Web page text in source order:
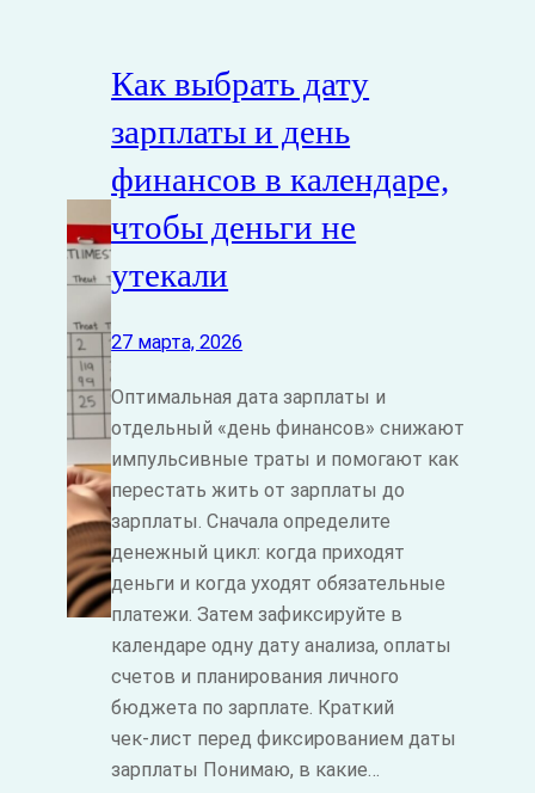
Как выбрать дату
зарплаты и день
финансов в календаре,
чтобы деньги не
утекали
27 марта, 2026
Оптимальная дата зарплаты и
отдельный «день финансов» снижают
импульсивные траты и помогают как
перестать жить от зарплаты до
зарплаты. Сначала определите
денежный цикл: когда приходят
деньги и когда уходят обязательные
платежи. Затем зафиксируйте в
календаре одну дату анализа, оплаты
счетов и планирования личного
бюджета по зарплате. Краткий
чек‑лист перед фиксированием даты
зарплаты Понимаю, в какие…